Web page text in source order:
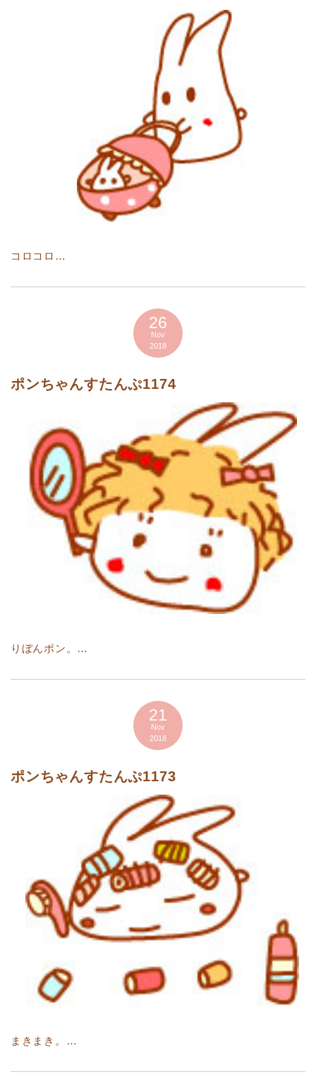
コロコロ…
26
Nov
2018
ポンちゃんすたんぷ1174
りぼんポン。…
21
Nov
2018
ポンちゃんすたんぷ1173
まきまき。…